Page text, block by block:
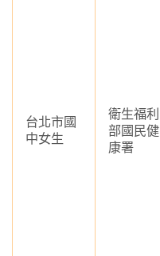
台北市國
中女生
衛生福利
部國民健
康署